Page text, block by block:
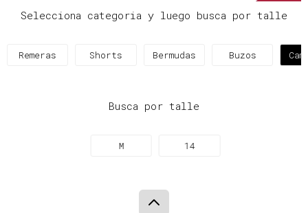
Selecciona categoria y luego busca por talle
Remeras Shorts Bermudas Buzos
Busca por talle
M 14